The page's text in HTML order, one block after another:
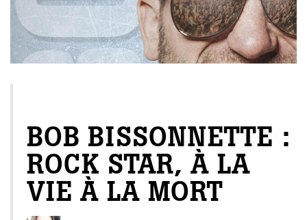
BOB BISSONNETTE :
ROCK STAR, À LA
VIE À LA MORT